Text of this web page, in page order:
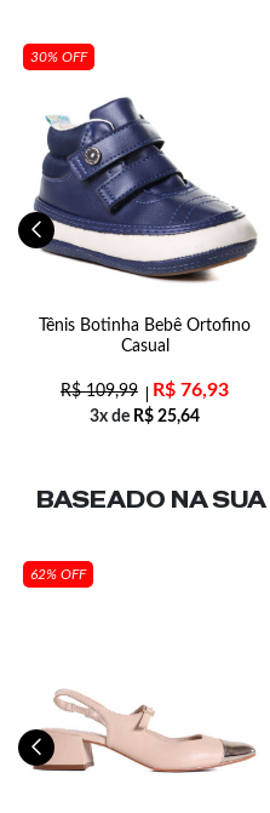
30% OFF
Tênis Botinha Bebê Ortofino
Casual
R$109,99 R$ 76,93
3x de R$ 25,64
BASEADO NA SUA
62% OFF